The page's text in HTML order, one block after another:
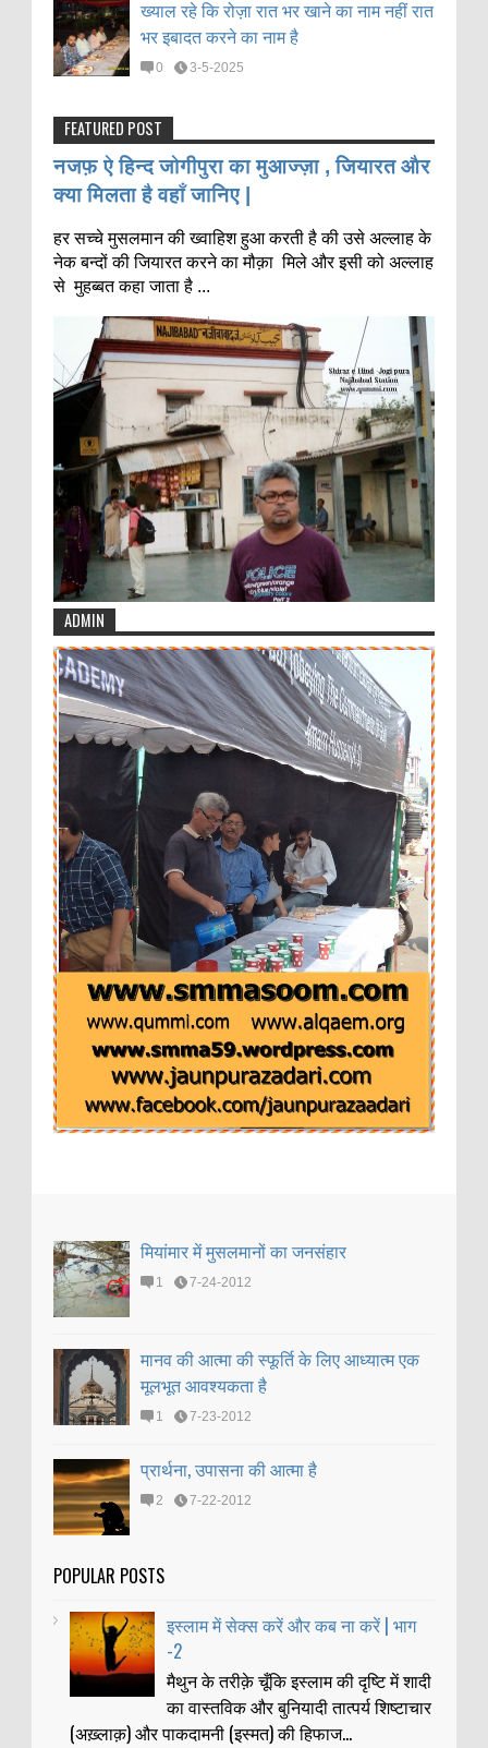
ख्याल रहे कि रोज़ा रात भर खाने का नाम नहीं रात
भर इबादत करने का नाम है
0 3-5-2025
FEATURED POST
नजफ़ ऐ हिन्द जोगीपुरा का मुआज्ज़ा , जियारत और
क्या मिलता है वहाँ जानिए |
हर सच्चे मुसलमान की ख्वाहिश हुआ करती है की उसे अल्लाह के
नेक बन्दों की जियारत करने का मौक़ा मिले और इसी को अल्लाह
से मुहब्बत कहा जाता है ...
ADMIN
मियांमार में मुसलमानों का जनसंहार
1 7-24-2012
मानव की आत्मा की स्फूर्ति के लिए आध्यात्म एक
मूलभूत आवश्यकता है
1 7-23-2012
प्रार्थना, उपासना की आत्मा है
2 7-22-2012
POPULAR POSTS
इस्लाम में सेक्स करें और कब ना करें | भाग
-2
मैथुन के तरीक़े चूँकि इस्लाम की दृष्टि में शादी
का वास्तविक और बुनियादी तात्पर्य शिष्टाचार
(अख़्लाक़) और पाकदामनी (इस्मत) की हिफाज...